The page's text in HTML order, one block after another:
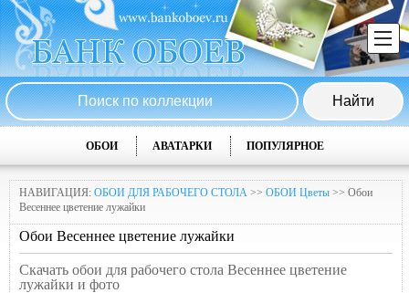
ОБОИ АВАТАРКИ ПОПУЛЯРНОЕ
НАВИГАЦИЯ: ОБОИ ДЛЯ РАБОЧЕГО СТОЛА >> ОБОИ Цветы >> Обои
Весеннее цветение лужaйки
Обои Весеннее цветение лужaйки
Скачать обои для рабочего стола Весеннее цветение
лужaйки и фото